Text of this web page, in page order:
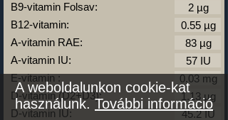
B9-vitamin Folsav:
B12-vitamin:
A-vitamin RAE:
A-vitamin IU:
E-vitamin :
D-vitamin (D2+D3):
D-vitamin IU:
A weboldalunkon cookie-kat
használunk.További információ